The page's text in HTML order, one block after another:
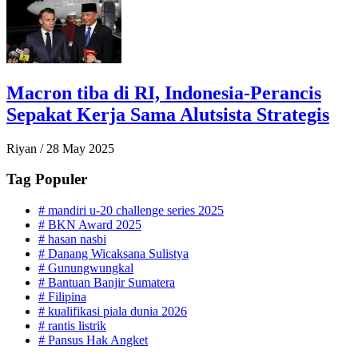
Macron tiba di RI, Indonesia-Perancis
Sepakat Kerja Sama Alutsista Strategis
Riyan / 28 May 2025
Tag Populer
# mandiri u-20 challenge series 2025
# BKN Award 2025
# hasan nasbi
# Danang Wicaksana Sulistya
# Gunungwungkal
# Bantuan Banjir Sumatera
# Filipina
# kualifikasi piala dunia 2026
# rantis listrik
# Pansus Hak Angket